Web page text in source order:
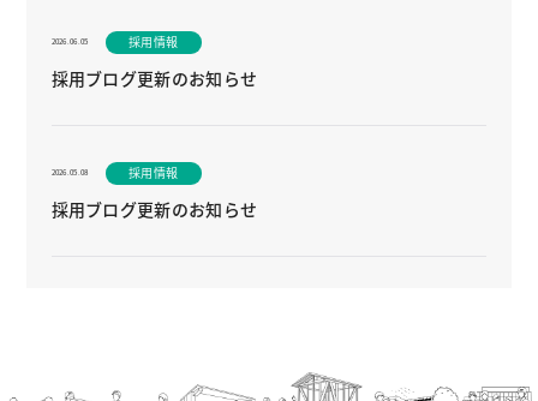
2026.06.05 採用情報
採用ブログ更新のお知らせ
2026.05.08 採用情報
採用ブログ更新のお知らせ